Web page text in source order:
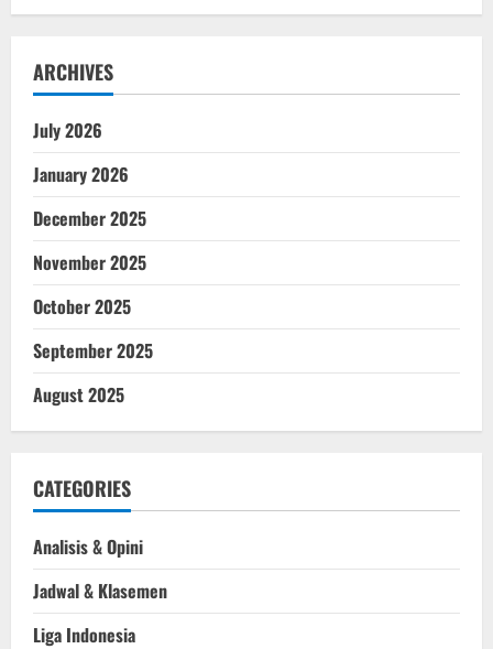
ARCHIVES
July 2026
January 2026
December 2025
November 2025
October 2025
September 2025
August 2025
CATEGORIES
Analisis & Opini
Jadwal & Klasemen
Liga Indonesia